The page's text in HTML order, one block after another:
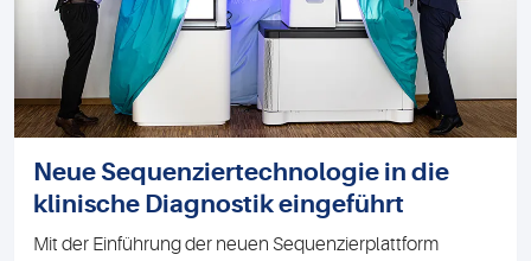
Neue Sequenziertechnologie in die
klinische Diagnostik eingeführt
Mit der Einführung der neuen Sequenzierplattform